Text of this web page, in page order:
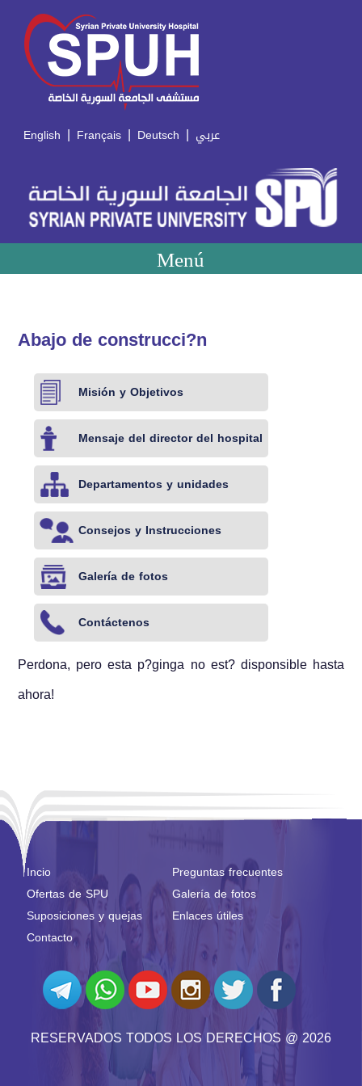
English | Français | Deutsch | عربي
Menú
Abajo de construcci?n
Misión y Objetivos
Mensaje del director del hospital
Departamentos y unidades
Consejos y Instrucciones
Galería de fotos
Contáctenos
Perdona, pero esta p?ginga no est? disponsible hasta
ahora!
Incio
Preguntas frecuentes
Ofertas de SPU
Galería de fotos
Suposiciones y quejas
Enlaces útiles
Contacto
RESERVADOS TODOS LOS DERECHOS @ 2026